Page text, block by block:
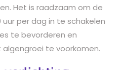
Het is raadzaam om de
per dag in te schakelen
te bevorderen en
te voorkomen.